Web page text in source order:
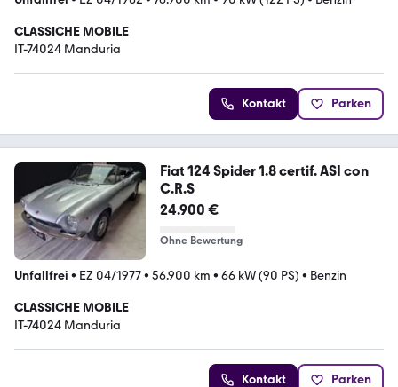
CLASSICHE MOBILE
IT-74024 Manduria
Kontakt Parken
Fiat 124 Spider 1.8 certif. ASI con
C.R.S
24.900 €
Ohne Bewertung
Unfallfrei • EZ 04/1977• 56.900 km • 66 kW (90 PS) • Benzin
CLASSICHE MOBILE
IT-74024 Manduria
Kontakt Parken